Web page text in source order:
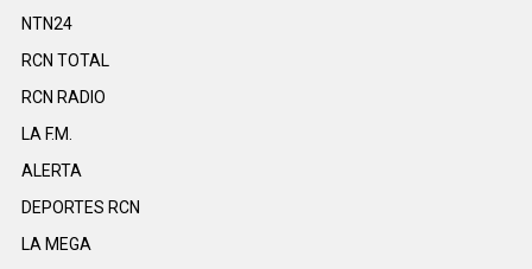
NTN24
RCN TOTAL
RCN RADIO
LA F.M.
ALERTA
DEPORTES RCN
LA MEGA